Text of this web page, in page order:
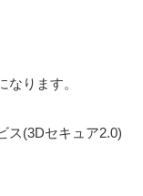
なります。
ス(3Dセキュア2.0)